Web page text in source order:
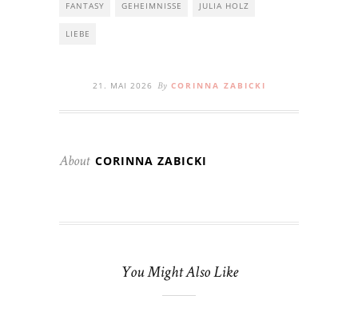
FANTASY GEHEIMNISSE JULIA HOLZ
LIEBE
21. MAI 2026 By CORINNA ZABICKI
About CORINNA ZABICKI
You Might Also Like